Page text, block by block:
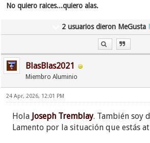
No quiero raices...quiero alas.
2 usuarios dieron MeGusta
BlasBlas2021
Miembro Aluminio
24 Apr, 2026, 12:01 PM
Hola Joseph Tremblay. También soy
Lamento por la situación que estás